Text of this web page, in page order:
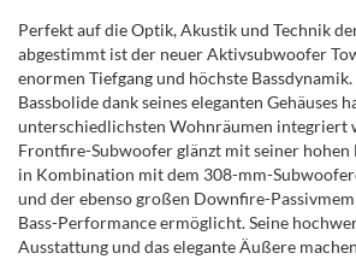
Perfekt auf die Optik, Akustik und Technik
abgestimmt ist der neuer Aktivsubwoofer
enormen Tiefgang und höchste
Bassbolide dank seines eleganten Gehäuses
unterschiedlichsten Wohnräumen integriert
Frontfire-Subwoofer glänzt mit seiner hohen
in Kombination mit dem 308-mm-
und der ebenso großen Downfire-
Bass-Performance ermöglicht. Seine
Ausstattung und das elegante Äußere